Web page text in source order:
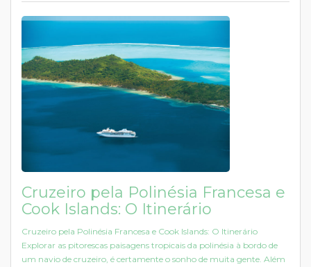
Cruzeiro pela Polinésia Francesa e
Cook Islands: O Itinerário
Cruzeiro pela Polinésia Francesa e Cook Islands: O Itinerário
Explorar as pitorescas paisagens tropicais da polinésia à bordo de
um navio de cruzeiro, é certamente o sonho de muita gente. Além